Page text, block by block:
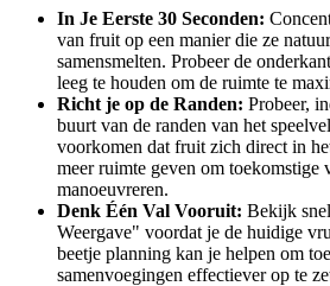
In Je Eerste 30 Seconden:
van fruit op een manier die ze
samensmelten. Probeer de
leeg te houden om de ruimte te
Richt je op de Randen: Probeer,
buurt van de randen van het
voorkomen dat fruit zich direct in
meer ruimte geven om toekomstige
manoeuvreren.
Denk Één Val Vooruit: Bekijk
Weergave" voordat je de huidige
beetje planning kan je helpen om
samenvoegingen effectiever op te